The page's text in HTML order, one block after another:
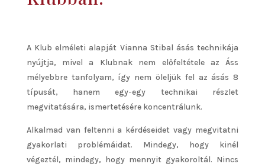
A Klub elméleti alapját Vianna Stibal ásás technikája
nyújtja, mivel a Klubnak nem előfeltétele az Áss
mélyebbre tanfolyam, így nem öleljük fel az ásás 8
típusát, hanem egy-egy technikai részlet
megvitatására, ismertetésére koncentrálunk.
Alkalmad van feltenni a kérdéseidet vagy megvitatni
gyakorlati problémáidat. Mindegy, hogy kinél
végeztél, mindegy, hogy mennyit gyakoroltál. Nincs